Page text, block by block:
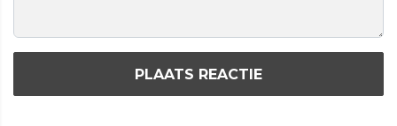
PLAATS REACTIE